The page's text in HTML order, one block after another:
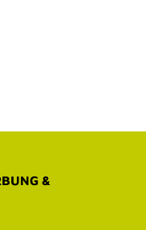
&